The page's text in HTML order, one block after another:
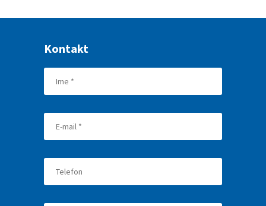
Kontakt